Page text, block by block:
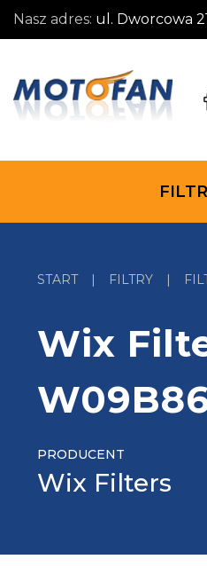
Nasz adres: ul. Dworcowa
START | FILTRY |
Wix
PRODUCENT
Wix Filters